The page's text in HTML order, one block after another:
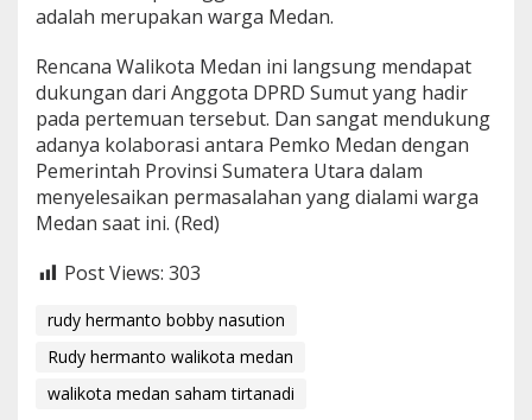
adalah merupakan warga Medan.
Rencana Walikota Medan ini langsung mendapat
dukungan dari Anggota DPRD Sumut yang hadir
pada pertemuan tersebut. Dan sangat mendukung
adanya kolaborasi antara Pemko Medan dengan
Pemerintah Provinsi Sumatera Utara dalam
menyelesaikan permasalahan yang dialami warga
Medan saat ini. (Red)
Post Views: 303
rudy hermanto bobby nasution
Rudy hermanto walikota medan
walikota medan saham tirtanadi